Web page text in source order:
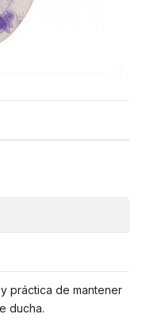
práctica de mantener
ducha.